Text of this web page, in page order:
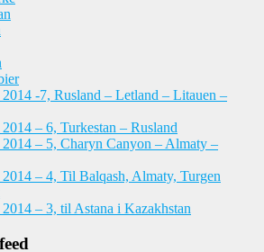
-7, Rusland – Letland – Litauen –
– 6, Turkestan – Rusland
2014 – 5, Charyn Canyon – Almaty –
– 4, Til Balqash, Almaty, Turgen
– 3, til Astana i Kazakhstan